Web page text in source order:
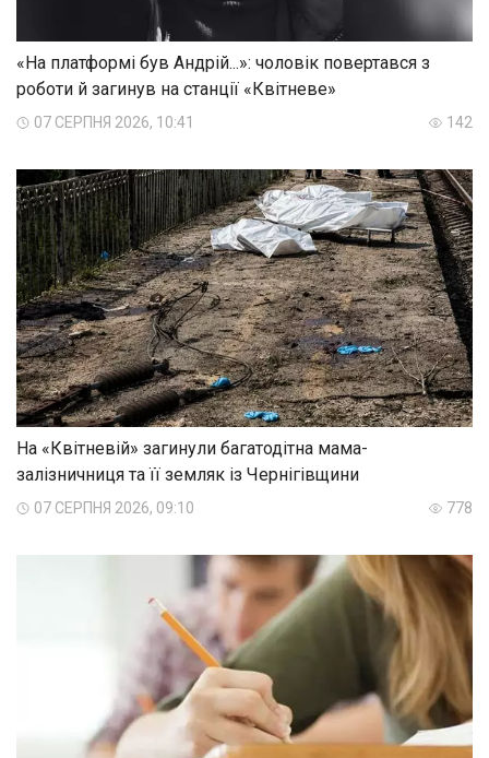
«На платформі був Андрій...»: чоловік повертався з
роботи й загинув на станції «Квітневе»
07 СЕРПНЯ 2026, 10:41 142
На «Квітневій» загинули багатодітна мама-
залізничниця та її земляк із Чернігівщини
07 СЕРПНЯ 2026, 09:10 778